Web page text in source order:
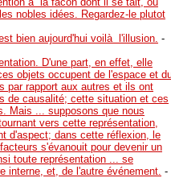
nobles idées. Regardez-le plutot
bien aujourd'hui voilà l'illusion. -
D'une part, en effet, elle
objets occupent de l'espace et
par rapport aux autres et ils ont
de causalité; cette situation et ces
Mais ... supposons que nous
vers cette représentation,
d'aspect; dans cette réflexion, le
s'évanouit pour devenir un
toute représentation ... se
interne, et, de l'autre événement. -